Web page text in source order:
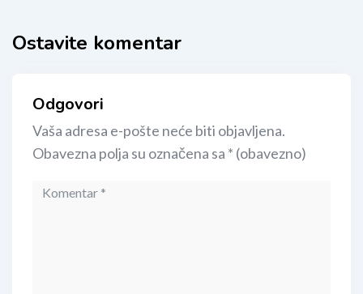
Ostavite komentar
Odgovori
Vaša adresa e-pošte neće biti objavljena.
Obavezna polja su označena sa * (obavezno)